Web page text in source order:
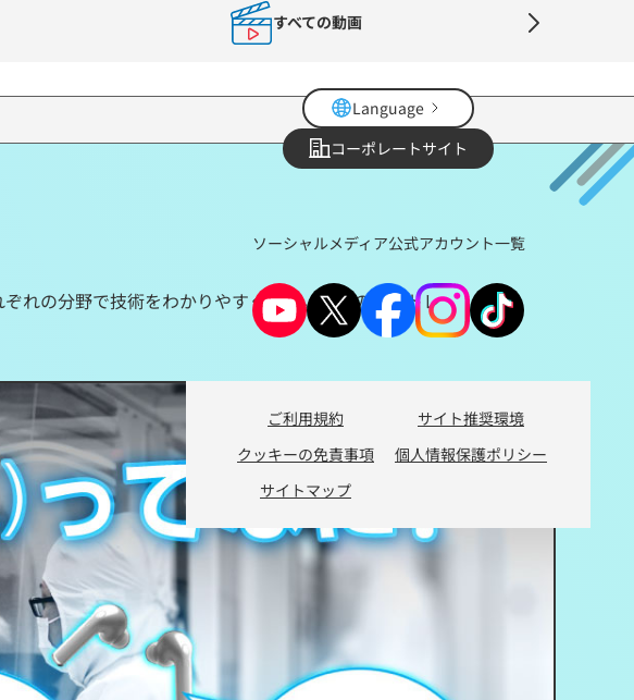
すべての動画
Language
コーポレートサイト
ソーシャルメディア公式アカウント一覧
ご利用規約
サイト推奨環境
クッキーの免責事項
個人情報保護ポリシー
サイトマップ
れの分野で技術をわかりやすく解説。最新の業界トレ